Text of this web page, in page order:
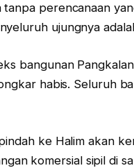
perencanaan
ujungnya
bangunan
habis. Seluruh
ke Halim akan
komersial sipil di